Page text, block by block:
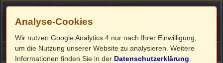
HOME ImpressumLinks
Analyse-Cookies
Wir nutzen Google Analytics 4 nur nach Ihrer Einwilligung,
um die Nutzung unserer Website zu analysieren. Weitere
Informationen finden Sie in der Datenschutzerklärung